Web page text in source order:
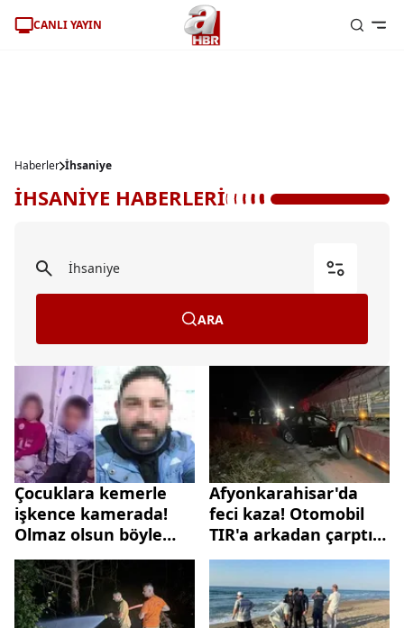
CANLI YAYIN
Haberler İhsaniye
İHSANİYE HABERLERİ
ARA
Çocuklara kemerle
işkence kamerada!
Olmaz olsun böyle
baba
Afyonkarahisar'da
feci kaza! Otomobil
TIR'a arkadan çarptı:
Ölü ve yaralılar var